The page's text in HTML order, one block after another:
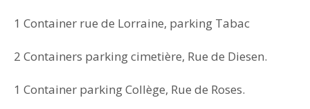
1 Container rue de Lorraine, parking Tabac
2 Containers parking cimetière, Rue de Diesen.
1 Container parking Collège, Rue de Roses.